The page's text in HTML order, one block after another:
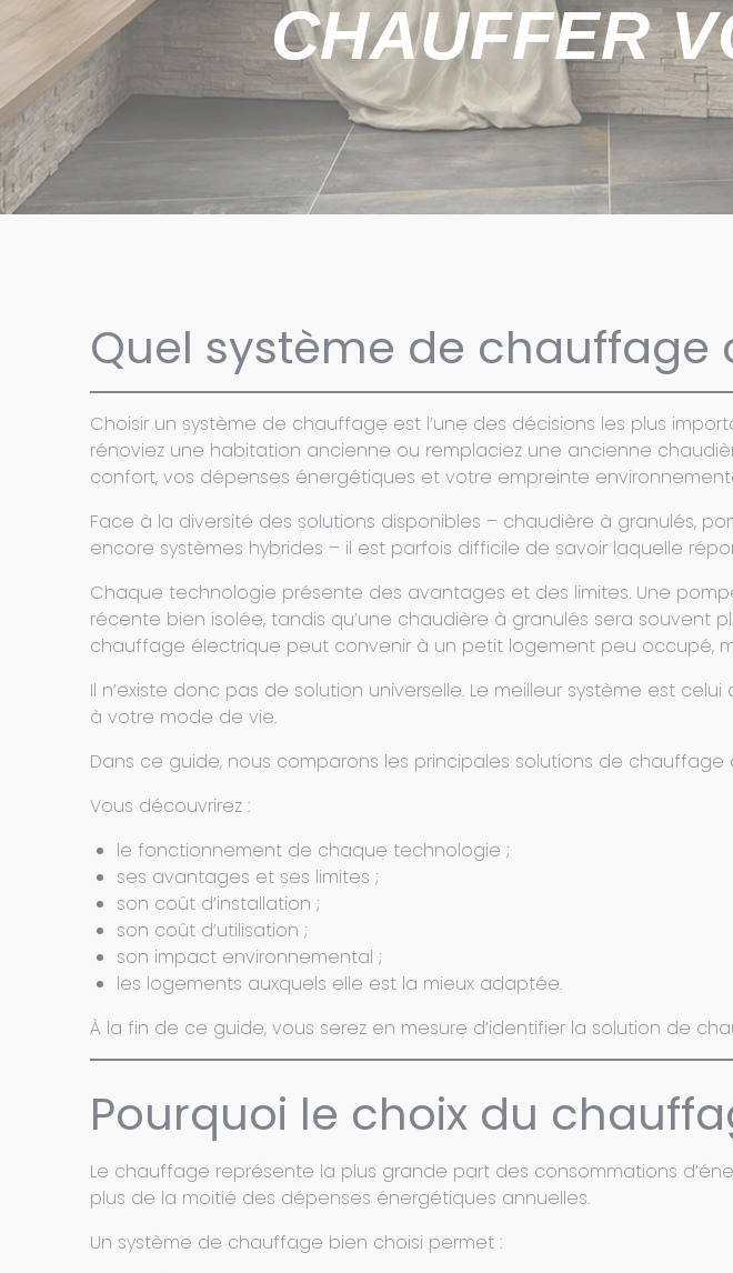
CHAUFFER
Quel système de chauffage
Choisir un système de chauffage est l’une des décisions les plus
rénoviez une habitation ancienne ou remplaciez une ancienne
confort, vos dépenses énergétiques et votre empreinte
Face à la diversité des solutions disponibles – chaudière à granulés,
encore systèmes hybrides – il est parfois difficile de savoir laquelle
Chaque technologie présente des avantages et des limites. Une
récente bien isolée, tandis qu’une chaudière à granulés sera
chauffage électrique peut convenir à un petit logement peu occupé,
Il n’existe donc pas de solution universelle. Le meilleur système est
à votre mode de vie.
Dans ce guide, nous comparons les principales solutions de
Vous découvrirez :
le fonctionnement de chaque technologie ;
ses avantages et ses limites ;
son coût d’installation ;
son coût d’utilisation ;
son impact environnemental ;
les logements auxquels elle est la mieux adaptée.
À la fin de ce guide, vous serez en mesure d’identifier la solution de
Pourquoi le choix du
Le chauffage représente la plus grande part des consommations
plus de la moitié des dépenses énergétiques annuelles.
Un système de chauffage bien choisi permet :